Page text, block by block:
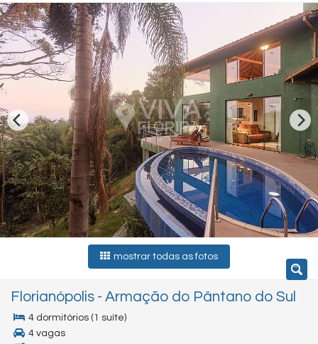
mostrar todas as fotos
Florianópolis - Armação do Pântano do Sul
4 dormitórios (1 suíte)
4 vagas